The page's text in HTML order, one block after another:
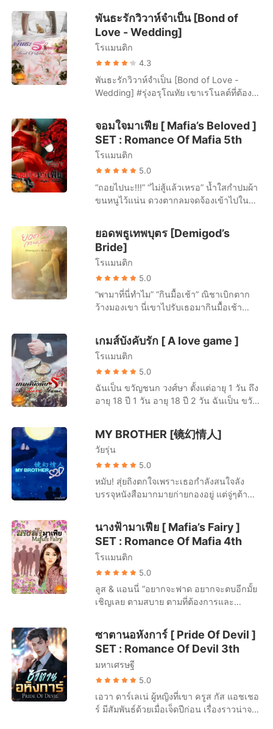
เด็กหนุ่มก็ได้ ชายหนุ่มวัยขบเผาะก็ไม่ผิด เมื่อ
เขากลายเป็นค่าตอบแทนชดเชยการล้าง
แค้น อันแสนเร้าใจ ให้กับ คุณเชอร์รี่ พี่สาวที่
มักจะปรากฎตัวในชุดรัดรูปอวดส่วนเว้าส่วน
ขยับเมื่อกานต์พยายามกลืนน้ำลายไม่ให้ไหล
ออกมา -- ผู้ชายแพร่พันธุ์ -- “หากภรรยาที่
คุณทำกับผู้หญิงอื่น เพื่อมีลูกให้กับเธอ...คุณ
จะทำอย่างไร?
กระดูกกันเล่า! 🌼 🌼 🌼 ตั้งแต่เล็กจนโตเธอ
ไม่เคยใกล้ชิดผู้ชายคนไหนที่ไม่ใช่สายเลือด
เดียวกันมาก่อน มันไม่ใช่พึ่งเกิดขึ้นแต่มัน
ค่อยๆ เติบโตขึ้นอย่างแข็งแรงต่างหาก ความ
รู้สึกที่เธอมีให้กับเขามันหยั่งรากแก้วไปถึง
กระดูกทุกมวลในร่างกายเธอแล้ว ถ้าให้เธอ
ถอนมันตอนนี้มันจะต่างอะไรกับการเลาะ
กระดูกกันเล่า! ปิ้ง! นั่งอยู่แบบนี้นานแค่ไหน
โทรศัพท์ ‘พี่จะออกไปข้างนอก อยากได้อะไร
อยากกินอะไรส่งข้อความมานะ’ ลำธารมอง
ประโยคที่ปรากฎบนหน้าจอด้วยใบหน้าซีด
เธอไปด้วย “พี่หัสพาลำธารไปด้วย” หญิงสาว
พร่ำเพ้อเพียงลำพัง แม้ได้ไปแล้วจะต้องเจ็บ
ถ้าเธอได้ไปด้วยช่วงกลับเวลาตรงนั้นก็จะเป็น
ของเธอกับเขาเพียงลำพังสักนิดก็ยังดี แต่เธอ
ก็ได้แต่หลับตาและเอาความต้องการนี้ไปยัง
ความฝัน
พันธะรักวิวาห์จำเป็น [Bond of
Love - Wedding]
โรแมนติก
4.3
พันธะรักวิวาห์จำเป็น [Bond of Love -
Wedding] #รุ่งอรุโณทัย เขาเรโนลต์ที่ต้อง
ครั้งเดียวตามคำสั่งพ่อ ซึ่งทำให้เขาต้องเสียทั้ง
เงินและเสียสถานะโสด เพราะฉะนั้นเขาไม่มี
ทางที่จะต้องแต่งเมียคนนี้แล้วเอาขึ้นหิ้งบูชา
เป็นแน่ พ่อจะจัดหนักให้อย่างไม่แทงกั๊กใน
ทุกๆ ทั้งเรื่องXXXทั้งแสวงหาผลประโยชน์จาก
เมียที่ได้มาจากวิวาห์จำเป็นคนนี้เท่าทบทวีเงิน
ที่เขาต้องลงทุนจ่ายไปไม่น้อยคืนมาจนครบ
พร้อมดอกเบี้ยรับและดอกเบี้ยจ่าย... คำ
ด้วยอำนาจ เพียบพร้อมไปด้วยรูปร่างหน้าตาที่
สามารถขึ้นแท่นสามีแห่งชาติได้อย่างไร้ข้อ
กังขา ฐานะการเงินแม้ตอนนี้จะเหลือเพียง
เต็มใจให้สมภารอย่างเขากัดแทะเล่นเป็นครั้ง
คราว คนโสดทำอะไรก็ไม่น่าเกลียดไม่ผิด แต่
ฝ่ายกระดิกนิ้วเรียกสาวๆ กลายมาเป็นคนที่
ถูกกระดิกนิ้วเรียกไปแล้วอย่างงั้นเหรอ “เธอ
เป็นหม่อมเจ้าหรือครับ...ผมหมายถึงว่าที่สะใภ้
นะครับ” เขาขยายความเมื่อจู่ๆ เขาเงียบไป
นานและเอ่ยขึ้นมาคุณพ่อจึงมุ่นคิ้วไม่เข้าใจ
ในตอนแรก คุณอำพลส่ายหน้า “นางสาว
เป็นลูกสาวหัวแก้วหัวแหวนของผู้ทรงอิทธิพล”
เรโนลต์ยังพยายามต่อ “คุณอำพลส่ายหน้า
“กำพร้า” … เรโนลต์ เงียบ! “เป็นผู้มีพระคุณ
ของคุณพ่อ” เรโนลต์ไม่ละความพยายาม “แก
ดูละครมากไปมั้ย” … เรโนลต์ เงียบ!
======================= SET :
Bond Of Love พันธะรักโดยไม่ตั้ง [Bond Of
[Bond Of Love - Wedding] พันธะรักราคี
แค้น [Bond Of Love - Revenge]
จอมใจมาเฟีย [ Mafia’s Beloved ]
SET : Romance Of Mafia 5th
โรแมนติก
5.0
“ถอยไปนะ!!!” “ไม่สู้แล้วเหรอ” น้ำใสกำปมผ้า
ขนหนูไว้แน่น ดวงตากลมจดจ้องเข้าไปใน
เปรียบแต่เธอไม่มีทางยอมแพ้ง่ายๆ “จะเอายัง
ไง” “นั่นสินะ! ไม่อยากเชื่อเลยว่าอย่างเราสอง
คนจะมาถึงจุดนี้ได้เหมือนกัน...ใครกันนะที่
บอกรักกันได้ทุกเวลา...ไม่อายปากบ้างเหรอ”
คำเย้ยหยันที่ถูกพ่นออกมามันไม่ได้แค่ทำร้าย
จิตใจคนฟังเพียงฝ่ายเดียว ในทางตรงข้ามคน
พูดน่าจะอาการสาหัสยิ่งกว่า “แล้วไง! คุณก็
ธรรมดา คำที่สองก็ยังน่าพิสมัย แต่คำต่อๆไป
ใครจะยังกลืนมันลงละในเมื่อรู้รสชาติแล้ว
เมื่อถึงเวลาก็ต้องหารสชาติใหม่ๆมาลอง...ใช่
มั้ย” แววตาของเอ็ดเวิร์ดเปลี่ยนไป สีหน้าและ
แววตาของน้ำใสมันช่างเข้าได้กับคำพูดของ
เธอเสียจริง นี่เขาเกิดหวั่นไหวใช่เหรอเปล่า
อย่างงั้นเหรอ... “ได้!!! ในเมื่อเธอเบื่อรสชาติที่
ฉันอุตส่าห์ปรุงแต่งมันเพื่อเธอคนเดียว งั้น
ลองรสชาติใหม่ก็...แล้ว...กัน!” อร้ายยยย!!!
น้ำใสร้องดังลั่นเมื่อเอ็ดเวิร์ดกระชากผ้า
ขนหนูออกจากการปกป้องเรือนกายเปลือย
ควับ!!! แรงเขากับแรงเธอมันเทียบกันไม่ได้
เขา สองร่างเปลือยเปล่าแนบชิดกัน เมื่อน้ำใส
พยายามจะหนีให้พ้นจากรัศมีไอร้อนของ
ร่างกายเขาที่พวยพุ่งออกมากระทบพื้นผิว
เนียนของเธอ
ยอดพธูเทพบุตร [Demigod’s
Bride]
โรแมนติก
5.0
“พามาที่นี่ทำไม” “กินมื้อเช้า” ณิชาเบิกตาก
ว้างมองเขา นี่เขาไปรับเธอมากินมื้อเช้า
กลับมามองเขา เขาอยู่ในชุดกึ่งสูท เป็น
ทางการมาก โอ้! นี่เขาอายุเท่าไหร่กัน ปกติ
เขาตื่นกี่โมงกัน เพราะตอนนี้พึ่งจะเจ็ดโมง
เช้า “ปกติคุณตื่นกี่โมง” “ตีห้าเป็นประจำทุก
วัน” “ทุกวันเลยเหรอ” ภีมะพยักหน้า “แล้วนอน
กี่โมง” “ก็แล้วแต่...อยากรู้ไปทำไม” “สงสัย
บ้างไม่ได้เหรอ...” พวกเขาแปลกหรือเปล่านะ
ตอนเช้าทุกวันเลยใช่มั้ยคะ” ภีมะพยักหน้าอีก
ครั้ง “คนในตระกูลเราไม่สอนให้ลูกหลาน
นอนตื่นสาย...แต่สะใภ้อย่างเธอฉันจะให้เวลา
เกมส์บังคับรัก [ A love game ]
โรแมนติก
5.0
ฉันเป็น ขวัญชนก วงศ์ษา ตั้งแต่อายุ 1 วัน ถึง
อายุ 18 ปี 1 วัน อายุ 18 ปี 2 วัน ฉันเป็น ขวัญ
ปี ชายร่างสูงเมื่อสามปีก่อน ปัจจุบันเขาคือ
สามีที่ถูกต้องตามกฎหมาย ขอย้ำว่าถูกต้อง
ตามกฎหมายเท่านั้น คำโปรย : “ห้าแสน!”
“เจ็ดแสน!” เสียงประมูลราคาจากคนด้านล่าง
เวทีดังแข่งกัน “หนึ่งล้าน” การประมูลยังคง
ดำเนินกันต่อไปเรื่อยๆ ขวัญชนก สาวน้อยวัย
ใสวัยย่างสิบเก้าสอดส่ายสายตามองไปยังกลุ่ม
เขาไม่มา เธอก็...ขวัญชนกยิ้มหวานหว่าน
เสน่ห์ กระตุ้นราคาประมูลจนสูงลิ่วถึงสอง
ล้าน “สองล้านครั้งที่หนึ่ง...” ในมุมมืดชายร่าง
สูงยกยิ้มมุมปากอีกครั้ง เมื่อเห็นดวงตากลมโต
ที่ราคาสองล้านจะถูกเคาะครั้งที่สาม เสียง
บอกราคาใหม่สร้างความตกตะลึงให้กับทุก
เวที เธอไม่เคยลืมเสียงของเขา “ชนะแล้ว”
ขวัญคิดในใจ “ห้าล้านครั้งที่สาม...ขาย!”
MY BROTHER [镜幻情人]
วัยรุ่น
5.0
หมับ! สุ่ยถิงตกใจเพราะเธอกำลังสนใจลัง
บรรจุหนังสือมากมายก่ายกองอยู่ แต่จู่ๆต้า
เข้าไปกอดแนบอกอุ่นๆเขาไว้ เธอยังไม่ชินกับ
การกระทำแบบนี้ของเขาจึงไม่รู้ว่าจะต้อง
ตอบสนองกลับไปแบบไหนดี เธอจึงยืนนิ่งๆ
แม้แต่จะหายใจเธอยังต้องคิดดูก่อนว่าควร
หายใจดีมั้ย “ถ้าพี่อยากกอดเธอแบบนี้ทุกวัน
วันละหลายๆครั้ง ครั้งละนานๆ พี่จะกลายเป็น
ฆาตกรฆ่าเธอทางอ้อมหรือเปล่านะ” “พี่พูด
อะไรนะ” สุ่ยถิงนิ่งเงียบอยู่นานก่อนเอ่ยถาม
พาเธอไปดำน้ำเสียหน่อย” ^//^ ควรบอกเขา
มั้ยว่า หัวใจเธอเต้นแรงเกินรับได้เสียแล้ว ห่าง
กันไปเจ็ดวันเท่านั้น ทำไมต้าเทียนเซียนคน
เคร่งขรึมถึงได้หายไปอย่างเรียกกลับมาไม่ได้
เสียแล้ว
นางฟ้ามาเฟีย [ Mafia’s Fairy ]
SET : Romance Of Mafia 4th
โรแมนติก
5.0
ลูส & แอนนี่ “อยากจะฟาด อยากจะตบอีกมั้ย
เชิญเลย ตามสบาย ตามที่ต้องการและ
นั้นเป็นเวลาของผมที่จะเรียกร้องเอาจากคุณ
บ้าง...” อนาสตาเซียเม้มปากแน่น เพี๊ยะ! เพี๊
ยะ! เพี๊ยะ! เพี๊ยะ! อยากท้าทายเธอดีนัก ก็จัดให้
ตามคำขอนั้น สี่ครั้งติดต่อกัน ถึงจะไม่แรง
มาก แต่ก็ทำให้ใบหน้าที่ซีดเซียวของลูสแดง
ก่ำได้อย่างน่าดูชมเลย “พอแล้วใช่มั้ย? คราว
นี้ถึงทีผมแล้วนะ” เอ็ดเวิร์ด & น้ำใส “เปิด
ซาตานอหังการ์ [ Pride Of Devil ]
SET : Romance Of Devil 3th
มหาเศรษฐี
5.0
เอวา ดาร์เลเน่ ผู้หญิงที่เขา ครูส กัส แอชเชอ
ร์ มีสัมพันธ์ด้วยเมื่อเจ็ดปีก่อน เรื่องราวน่าจะ